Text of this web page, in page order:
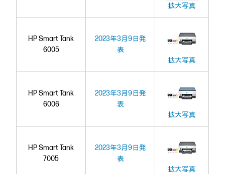
拡大写真
HP Smart Tank
6005
2023年3月9日発
表
拡大写真
HP Smart Tank
6006
2023年3月9日発
表
拡大写真
HP Smart Tank
7005
2023年3月9日発
表
拡大写真